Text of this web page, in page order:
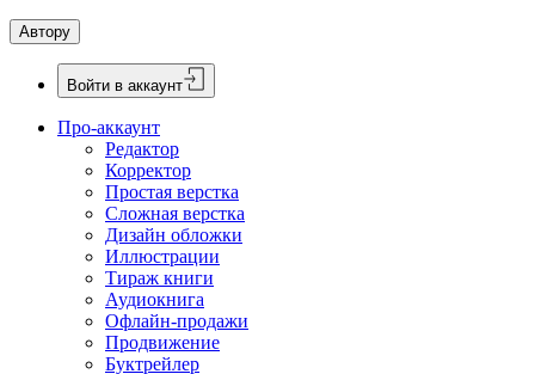
Автору
Войти в аккаунт
Про-аккаунт
Редактор
Корректор
Простая верстка
Сложная верстка
Дизайн обложки
Иллюстрации
Тираж книги
Аудиокнига
Офлайн-продажи
Продвижение
Буктрейлер